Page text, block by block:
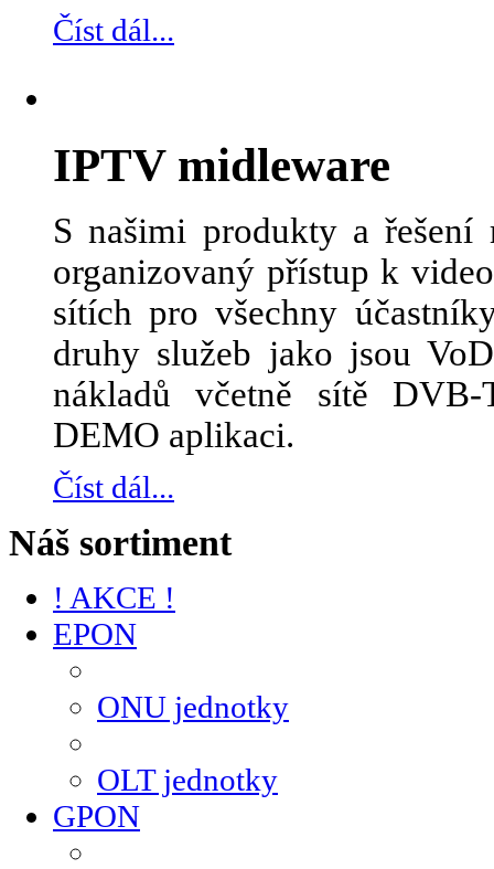
Číst dál...
IPTV midleware
S našimi produkty a řešení
organizovaný přístup k
sítích pro všechny
druhy služeb jako jsou
nákladů včetně sítě
DEMO aplikaci.
Číst dál...
Náš sortiment
! AKCE !
EPON
ONU jednotky
OLT jednotky
GPON